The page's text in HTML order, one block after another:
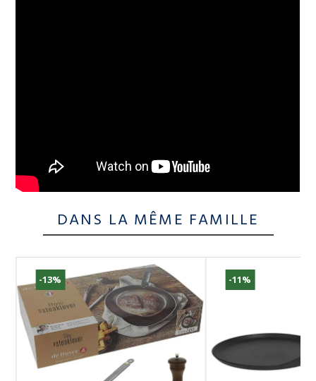
DANS LA MÊME FAMILLE
-13% -11%